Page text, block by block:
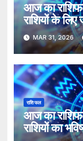
आज का
राशियों के लिए
MAR 31, 2026
राशि फल
आज का
राशियों का